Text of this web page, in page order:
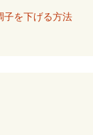
子を下げる方法